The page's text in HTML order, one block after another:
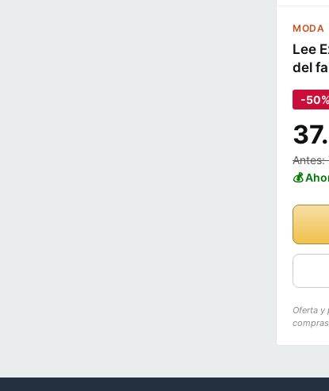
MODA
Lee
del
-50%
Antes:
💰
Oferta y